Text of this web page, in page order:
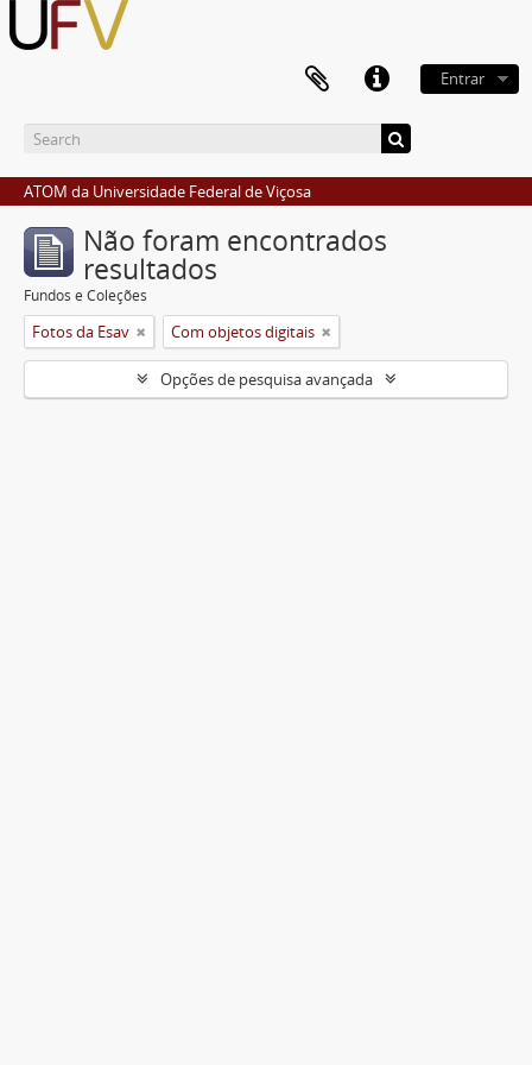
Entrar
ATOM da Universidade Federal de Viçosa
Não foram encontrados
resultados
Fundos e Coleções
Fotos da Esav Com objetos digitais
Opções de pesquisa avançada